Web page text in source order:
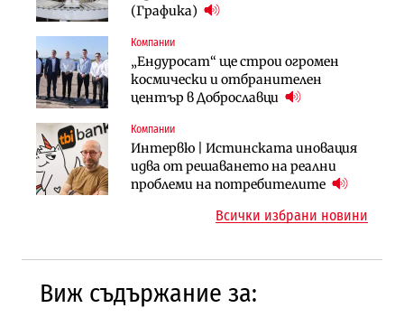
(Графика)
Компании
„Ендуросат“ ще строи огромен
космически и отбранителен
център в Доброславци
Компании
Интервю | Истинската иновация
идва от решаването на реални
проблеми на потребителите
няколко седмици, ако сушата
Компании
„Хювефарма“ подписа договор за
придобиване на Euroapi Italy
Инфраструктура
АПИ възложи промяната на
парцеларния план за
България продължава да се охлажда
Публични финанси
След 20 години застой: Данъчните
оценки на имотите може да бъдат
Инфраструктура
Вторият мост над Варненското
езеро става част от бъдещата
Всички избрани новини
Виж съдържание за: